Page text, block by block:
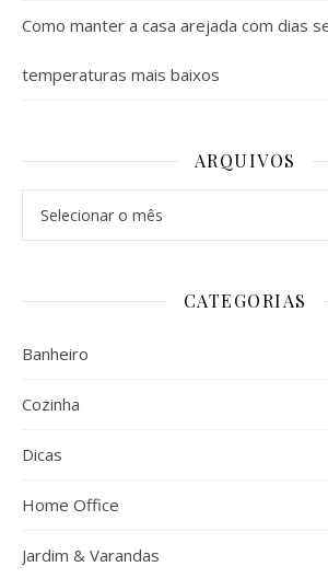
Como manter a casa arejada com dias
temperaturas mais baixos
ARQUIVOS
CATEGORIAS
Banheiro
Cozinha
Dicas
Home Office
Jardim & Varandas